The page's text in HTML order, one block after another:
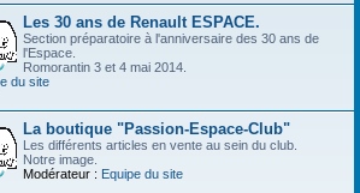
Les 30 ans de Renault ESPACE.
Section préparatoire à l'anniversaire des 30 ans de
l'Espace.
Romorantin 3 et 4 mai 2014.
du site
La boutique "Passion-Espace-Club"
Les différents articles en vente au sein du club.
Notre image.
Modérateur : Equipe du site